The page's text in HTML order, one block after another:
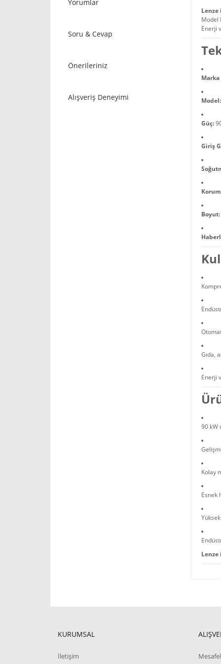
Yorumlar
Soru & Cevap
Önerileriniz
Alışveriş Deneyimi
Lenze
Model
Enerji
Model:
Güç:
Giriş
Boyut:
Gıda,
Enerji
90 kW
Kolay
Esnek
Lenze
KURUMSAL
İletişim